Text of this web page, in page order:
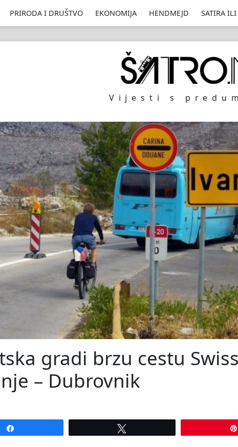
PRIRODA I DRUŠTVO EKONOMIJA HENDMEJD SATIRA ILI
Vijesti s
gradi brzu cestu
– Dubrovnik